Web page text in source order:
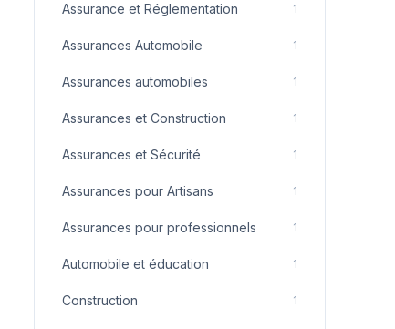
Assurance et Réglementation 1
Assurances Automobile 1
Assurances automobiles 1
Assurances et Construction 1
Assurances et Sécurité 1
Assurances pour Artisans 1
Assurances pour professionnels 1
Automobile et éducation 1
Construction 1